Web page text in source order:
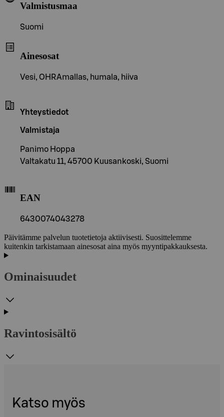
Valmistusmaa
Suomi
Ainesosat
Vesi, OHRAmallas, humala, hiiva
Yhteystiedot
Valmistaja
Panimo Hoppa
Valtakatu 11, 45700 Kuusankoski, Suomi
EAN
6430074043278
Päivitämme palvelun tuotetietoja aktiivisesti. Suosittelemme
kuitenkin tarkistamaan ainesosat aina myös myyntipakkauksesta.
Ominaisuudet
Ravintosisältö
Katso myös